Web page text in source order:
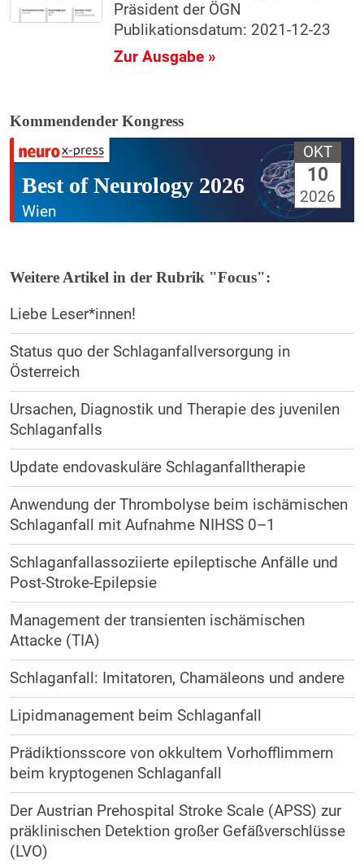
Präsident der ÖGN
Publikationsdatum: 2021-12-23
Zur Ausgabe »
Kommendender Kongress
Best of Neurology 2026
Wien
OKT
10
2026
Weitere Artikel in der Rubrik "Focus":
Liebe Leser*innen!
Status quo der Schlaganfallversorgung in
Österreich
Ursachen, Diagnostik und Therapie des juvenilen
Schlaganfalls
Update endovaskuläre Schlaganfalltherapie
Anwendung der Thrombolyse beim ischämischen
Schlaganfall mit Aufnahme NIHSS 0–1
Schlaganfallassoziierte epileptische Anfälle und
Post-Stroke-Epilepsie
Management der transienten ischämischen
Attacke (TIA)
Schlaganfall: Imitatoren, Chamäleons und andere
Lipidmanagement beim Schlaganfall
Prädiktionsscore von okkultem Vorhofflimmern
beim kryptogenen Schlaganfall
Der Austrian Prehospital Stroke Scale (APSS) zur
präklinischen Detektion großer Gefäßverschlüsse
(LVO)